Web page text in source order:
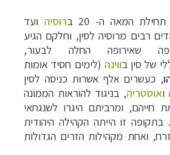
המאה ה- 20 ב
רוסיה ועד
רבים מרוסיה לסין, וחלקם הגיע
שאירופה החלה לבעור,
של סין בווינה (לימים חסיד אומות
, כעשרים אלף אשרות כניסה לסין
ואוסטריה, בניגוד להוראות הממונה
חייהם, ומרביתם היגרו לשנגחאי
זו הייתה הקהילה היהודית
ואחת מקהילות הזרים הגדולות